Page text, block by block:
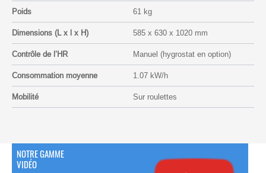
Poids 61 kg
Dimensions (L x l x H) 585 x 630 x 1020 mm
Contrôle de l’HR Manuel (hygrostat en option)
Consommation moyenne 1.07 kW/h
Mobilité Sur roulettes
NOTRE GAMME
VIDÉO